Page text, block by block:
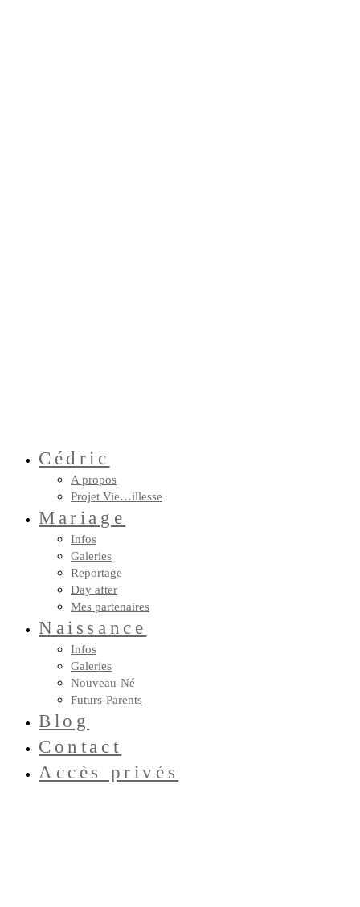
Cédric
A propos
Projet Vie…illesse
Mariage
Infos
Galeries
Reportage
Day after
Mes partenaires
Naissance
Infos
Galeries
Nouveau-Né
Futurs-Parents
Blog
Contact
Accès privés